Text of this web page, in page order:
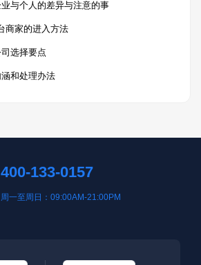
与个人的差异与注意的事
商家的进入方法
选择要点
和处理办法
400-133-0157
周一至周日：09:00AM-21:00PM